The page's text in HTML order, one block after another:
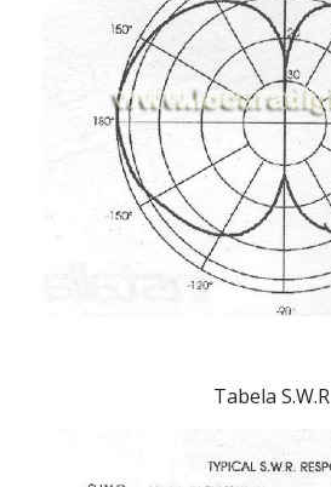
Tabela S.W.R